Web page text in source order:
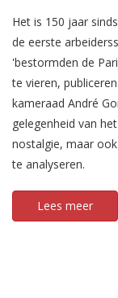
Het is 150 jaar
de eerste
'bestormden de
te vieren,
kameraad André
gelegenheid van
nostalgie, maar
te analyseren.
Lees meer